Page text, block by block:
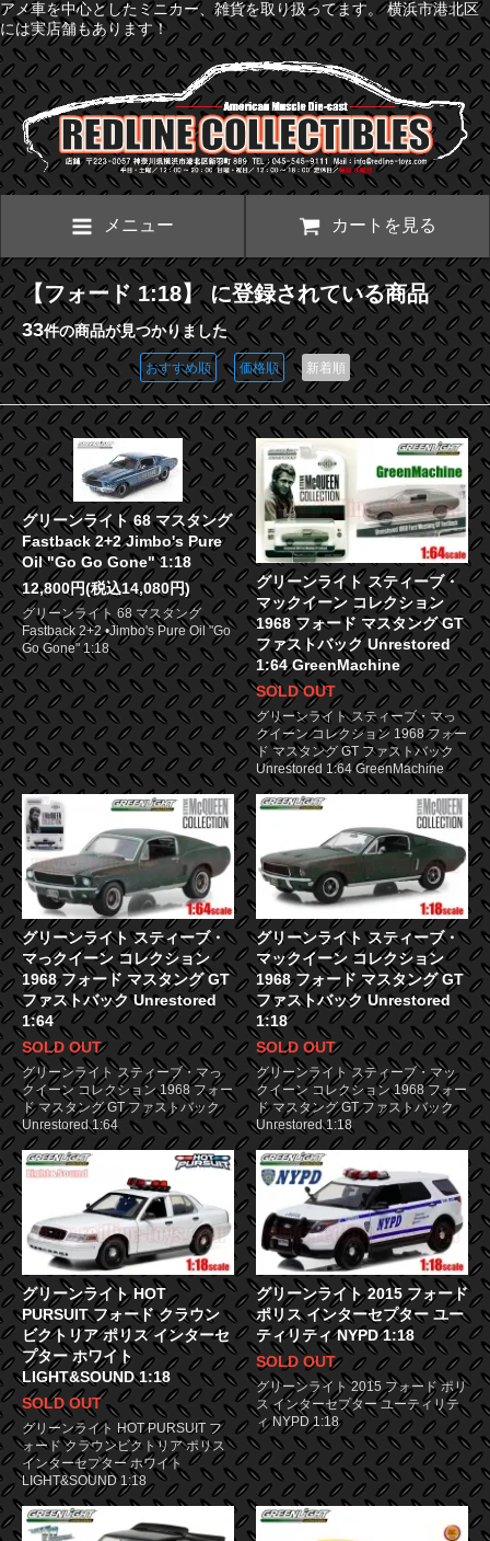
アメ車を中心としたミニカー、雑貨を取り扱ってます。 横浜市港北区
には実店舗もあります！
メニュー カートを見る
【フォード 1:18】 に登録されている商品
33件の商品が見つかりました
おすすめ順 価格順 新着順
グリーンライト 68 マスタング
Fastback 2+2 Jimbo's Pure
Oil "Go Go Gone" 1:18
12,800円(税込14,080円)
グリーンライト 68 マスタング
Fastback 2+2 •Jimbo's Pure Oil "Go
Go Gone" 1:18
グリーンライト スティーブ・
マックイーン コレクション
1968 フォード マスタング GT
ファストバック Unrestored
1:64 GreenMachine
SOLD OUT
グリーンライト スティーブ・マっ
クイーン コレクション 1968 フォー
ド マスタング GT ファストバック
Unrestored 1:64 GreenMachine
グリーンライト スティーブ・
マっクイーン コレクション
1968 フォード マスタング GT
ファストバック Unrestored
1:64
SOLD OUT
グリーンライト スティーブ・マっ
クイーン コレクション 1968 フォー
ド マスタング GT ファストバック
Unrestored 1:64
グリーンライト スティーブ・
マックイーン コレクション
1968 フォード マスタング GT
ファストバック Unrestored
1:18
SOLD OUT
グリーンライト スティーブ・マッ
クイーン コレクション 1968 フォー
ド マスタング GT ファストバック
Unrestored 1:18
グリーンライト HOT
PURSUIT フォード クラウン
ビクトリア ポリス インターセ
プター ホワイト
LIGHT&SOUND 1:18
SOLD OUT
グリーンライト HOT PURSUIT フ
ォード クラウンビクトリア ポリス
インターセプター ホワイト
LIGHT&SOUND 1:18
グリーンライト 2015 フォード
ポリス インターセプター ユー
ティリティ NYPD 1:18
SOLD OUT
グリーンライト 2015 フォード ポリ
ス インターセプター ユーティリテ
ィ NYPD 1:18